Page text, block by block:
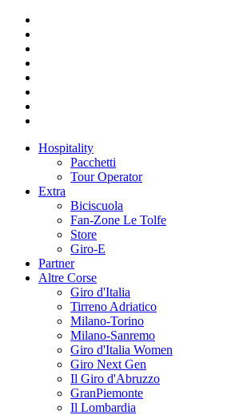
Hospitality
Pacchetti
Tour Operator
Extra
Biciscuola
Fan-Zone Le Tolfe
Store
Giro-E
Partner
Altre Corse
Giro d'Italia
Tirreno Adriatico
Milano-Torino
Milano-Sanremo
Giro d'Italia Women
Giro Next Gen
Il Giro d'Abruzzo
GranPiemonte
Il Lombardia